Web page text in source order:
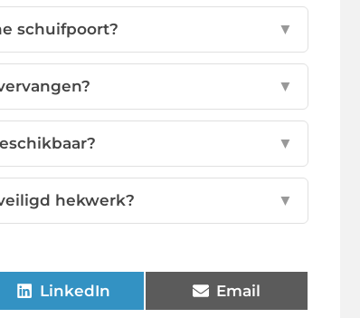
schuifpoort? ▼
▼
▼
hekwerk? ▼
LinkedIn Email